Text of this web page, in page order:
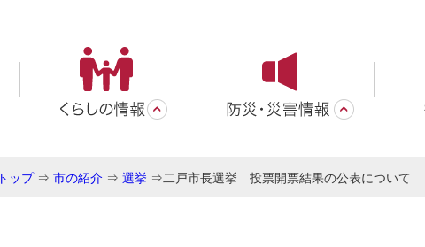
トップ⇒ 市の紹介 ⇒ 選挙 ⇒二戸市長選挙 投票開票結果の公表について